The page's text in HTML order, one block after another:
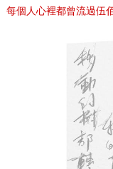
每個人心裡都曾流過伍